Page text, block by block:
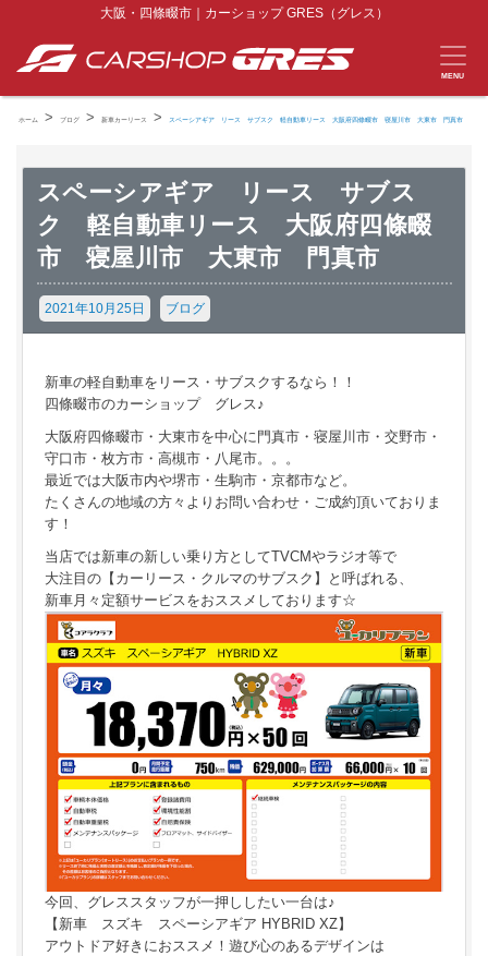
大阪・四條畷市｜カーショップ GRES（グレス）
MENU
ホーム > ブログ > 新車カーリース > スペーシアギア リース サブスク 軽自動車リース 大阪府四條畷市 寝屋川市 大東市 門真市
スペーシアギア リース サブス
ク 軽自動車リース 大阪府四條畷
市 寝屋川市 大東市 門真市
2021年10月25日 ブログ
新車の軽自動車をリース・サブスクするなら！！
四條畷市のカーショップ グレス♪
大阪府四條畷市・大東市を中心に門真市・寝屋川市・交野市・
守口市・枚方市・高槻市・八尾市。。。
最近では大阪市内や堺市・生駒市・京都市など。
たくさんの地域の方々よりお問い合わせ・ご成約頂いておりま
す！
当店では新車の新しい乗り方としてTVCMやラジオ等で
大注目の【カーリース・クルマのサブスク】と呼ばれる、
新車月々定額サービスをおススメしております☆
今回、グレススタッフが一押ししたい一台は♪
【新車 スズキ スペーシアギア HYBRID XZ】
アウトドア好きにおススメ！遊び心のあるデザインは